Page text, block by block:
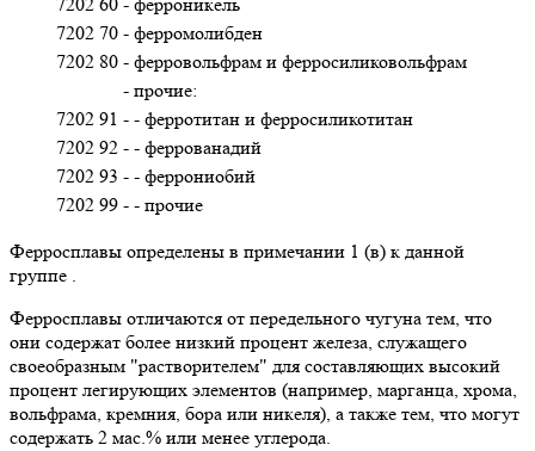
7202 70 - ферромолибден
7202 80 - ферровольфрам и ферросиликовольфрам
- прочие:
7202 91 - - ферротитан и ферросиликотитан
7202 92 - - феррованадий
7202 93 - - феррониобий
7202 99 - - прочие
Ферросплавы определены в примечании 1 (в) к данной
группе .
Ферросплавы отличаются от передельного чугуна тем, что
они содержат более низкий процент железа, служащего
своеобразным "растворителем" для составляющих высокий
процент легирующих элементов (например, марганца, хрома,
вольфрама, кремния, бора или никеля), а также тем, что могут
содержать 2 мас.% или менее углерода.